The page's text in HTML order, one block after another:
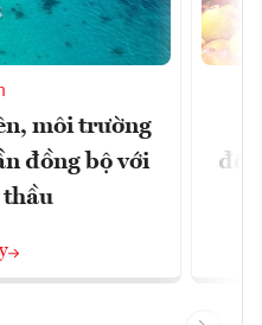
môi trường
đồng bộ với